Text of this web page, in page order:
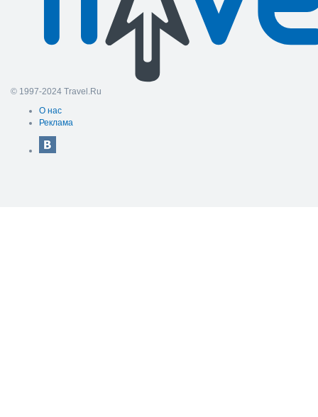
© 1997-2024 Travel.Ru
О нас
Реклама